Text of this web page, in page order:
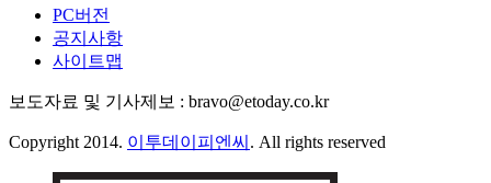
PC버전
공지사항
사이트맵
보도자료 및 기사제보 : bravo@etoday.co.kr
Copyright 2014. 이투데이피엔씨 . All rights reserved